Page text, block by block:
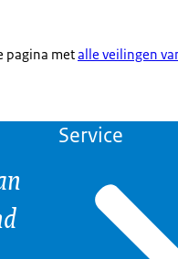
pagina metalle veilingen
Service